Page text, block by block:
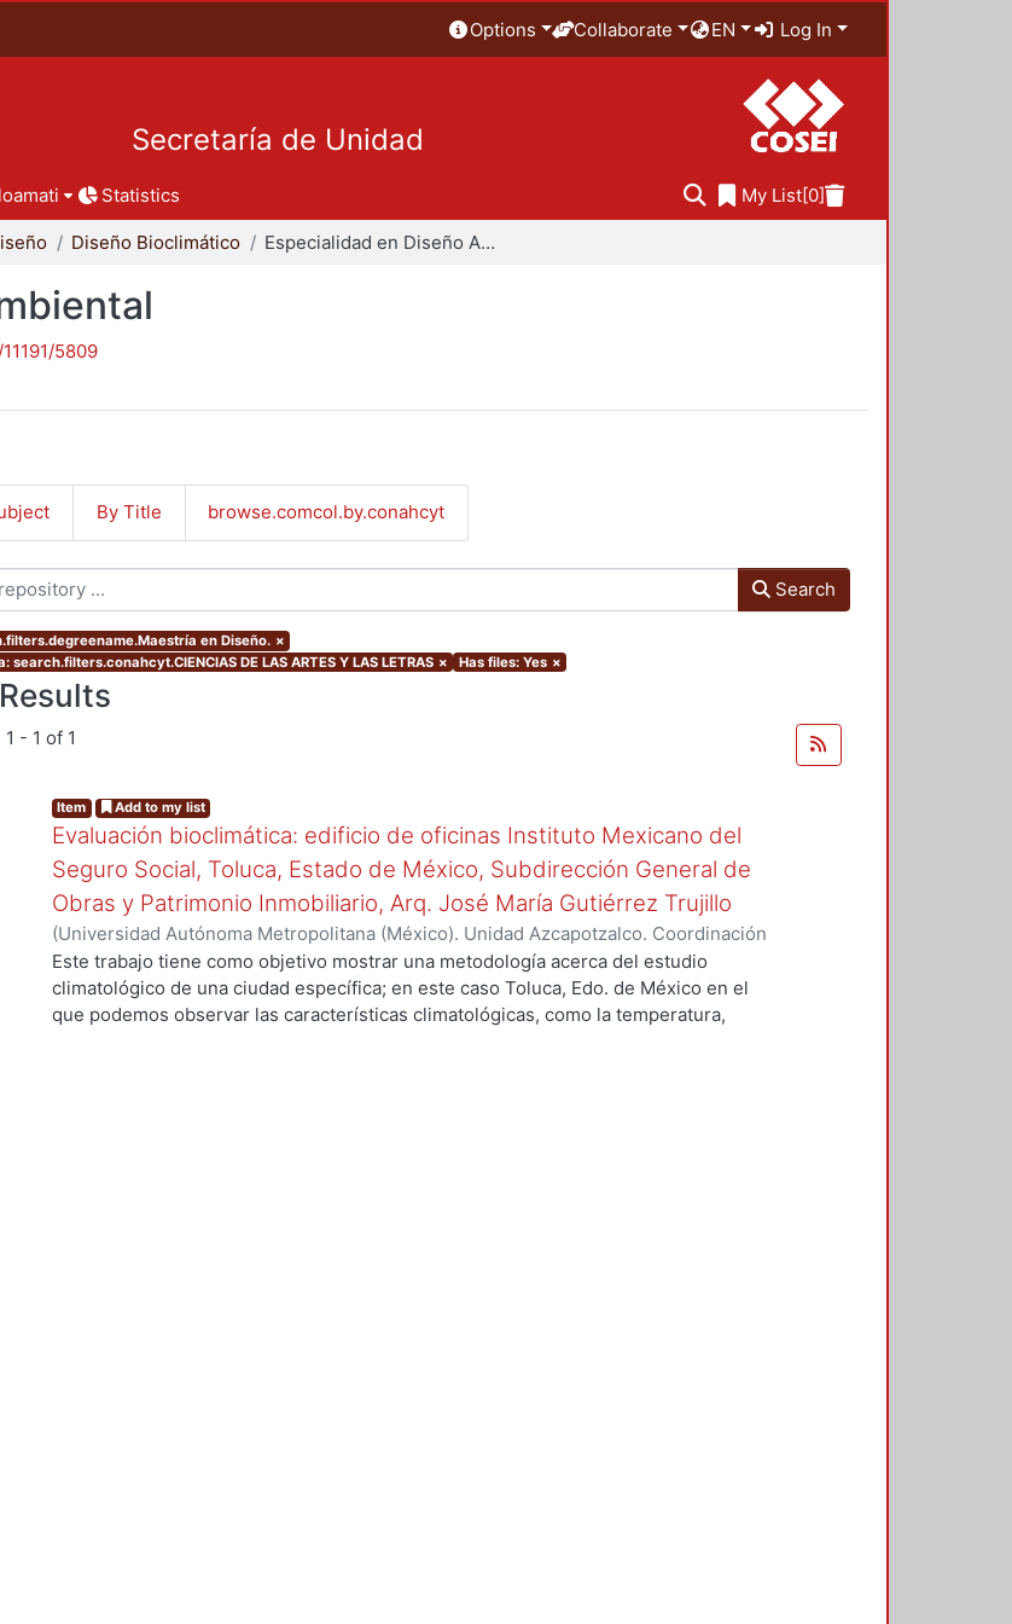
Options Collaborate EN Log In
Secretaría de Unidad
Statistics My List[0]
Diseño Bioclimático Especialidad en Diseño Ambiental
5809
By Title browse.comcol.by.conahcyt
Search
en Diseño. ×
search.filters.conahcyt.CIENCIAS DE LAS ARTES Y LAS LETRAS × Has files: Yes ×
1 - 1 of 1
Item Add to my list
Evaluación bioclimática: edificio de oficinas Instituto Mexicano del
Seguro Social, Toluca, Estado de México, Subdirección General de
Obras y Patrimonio Inmobiliario, Arq. José María Gutiérrez Trujillo
(Universidad Autónoma Metropolitana (México). Unidad Azcapotzalco. Coordinación
de Servicios de Información.,2009)Flores Rojas, Reynaldo
Este trabajo tiene como objetivo mostrar una metodología acerca del estudio
climatológico de una ciudad específica; en este caso Toluca, Edo. de México en el
que podemos observar las características climatológicas, como la temperatura,